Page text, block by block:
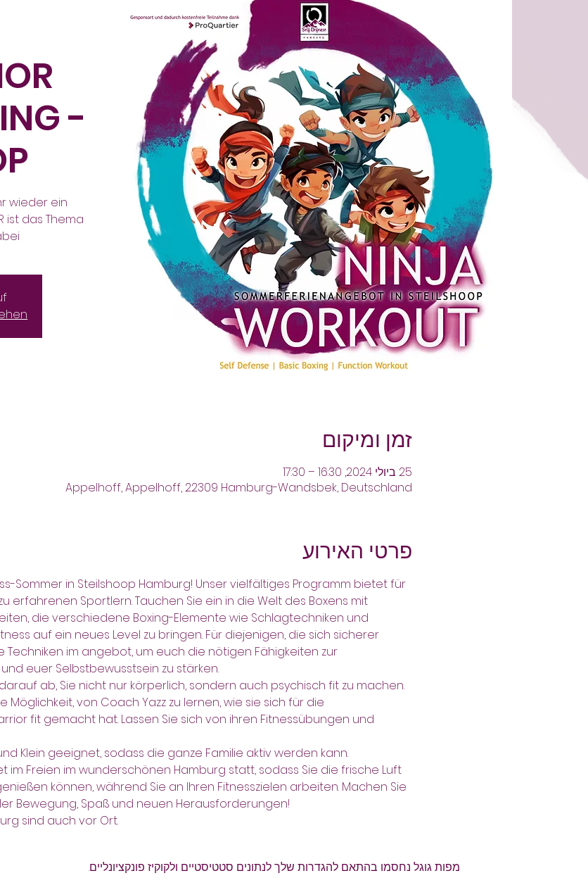
-
wieder ein
ist das Thema
זמן ומיקום
25 ביולי 2024, 16:30 – 17:30
Appelhoff, Appelhoff, 22309 Hamburg-Wandsbek, Deutschland
פרטי האירוע
Sommer in Steilshoop Hamburg! Unser vielfältiges Programm bietet für
erfahrenen Sportlern. Tauchen Sie ein in die Welt des Boxens mit
die verschiedene Boxing-Elemente wie Schlagtechniken und
auf ein neues Level zu bringen. Für diejenigen, die sich sicherer
Techniken im angebot, um euch die nötigen Fähigkeiten zur
euer Selbstbewusstsein zu stärken.
ab, Sie nicht nur körperlich, sondern auch psychisch fit zu machen.
Möglichkeit, von Coach Yazz zu lernen, wie sie sich für die
fit gemacht hat. Lassen Sie sich von ihren Fitnessübungen und
Klein geeignet, sodass die ganze Familie aktiv werden kann.
können, während Sie an Ihren Fitnesszielen arbeiten. Machen Sie
Bewegung, Spaß und neuen Herausforderungen!
sind auch vor Ort.
מפות גוגל נחסמו בהתאם להגדרות שלך לנתונים סטטיסטיים ולקוקיז פונקציונליים.